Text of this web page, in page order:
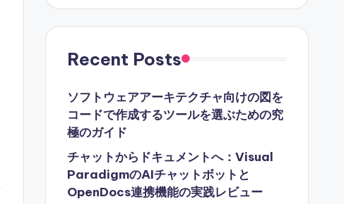
Recent Posts
ソフトウェアアーキテクチャ向けの図を
コードで作成するツールを選ぶための究
極のガイド
チャットからドキュメントへ：Visual
ParadigmのAIチャットボットと
OpenDocs連携機能の実践レビュー